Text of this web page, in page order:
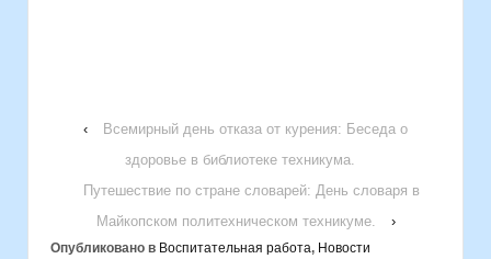
‹
Всемирный день отказа от курения: Беседа о
здоровье в библиотеке техникума.
Путешествие по стране словарей: День словаря в
Майкопском политехническом техникуме.
›
Опубликовано в Воспитательная работа, Новости